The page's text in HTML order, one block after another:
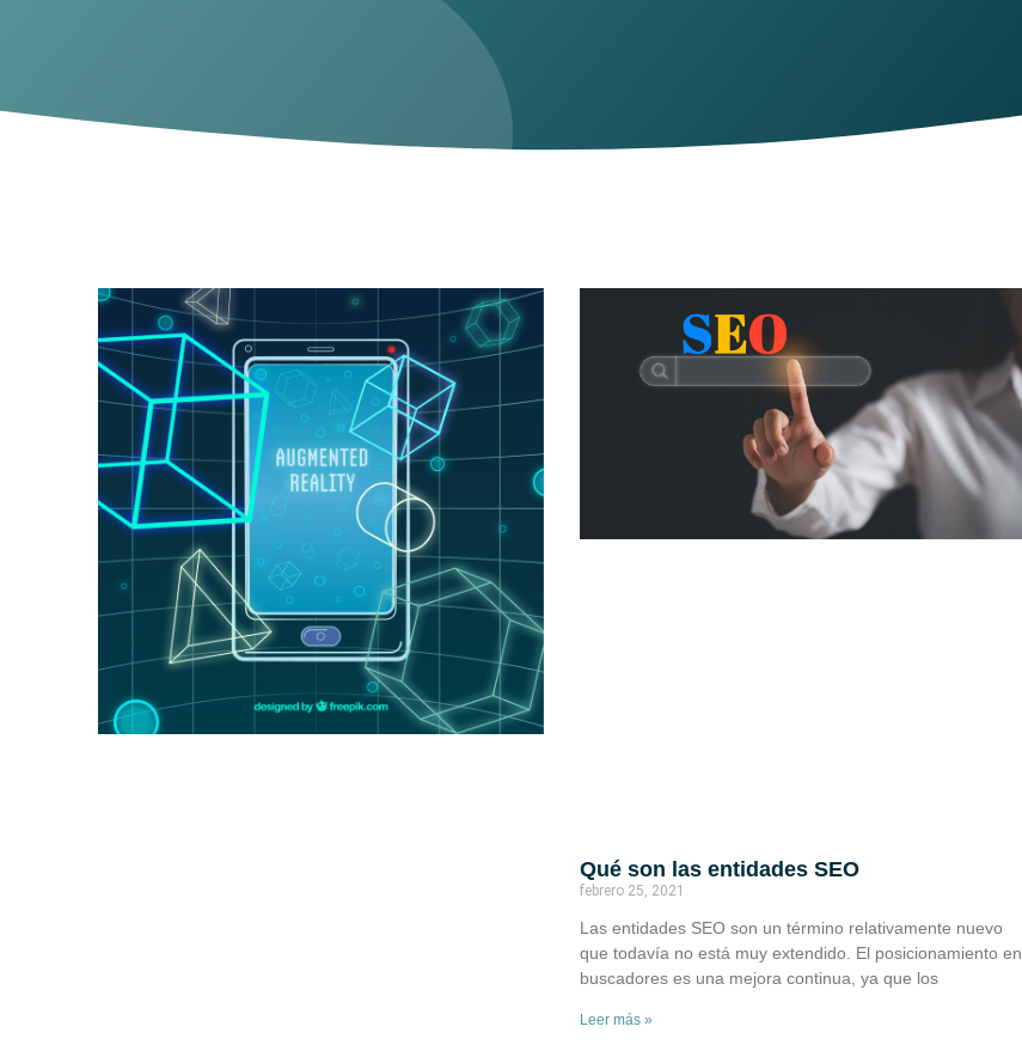
Qué son las entidades SEO
febrero 25, 2021
Las entidades SEO son un término relativamente nuevo
que todavía no está muy extendido. El posicionamiento en
buscadores es una mejora continua, ya que los
Leer más »